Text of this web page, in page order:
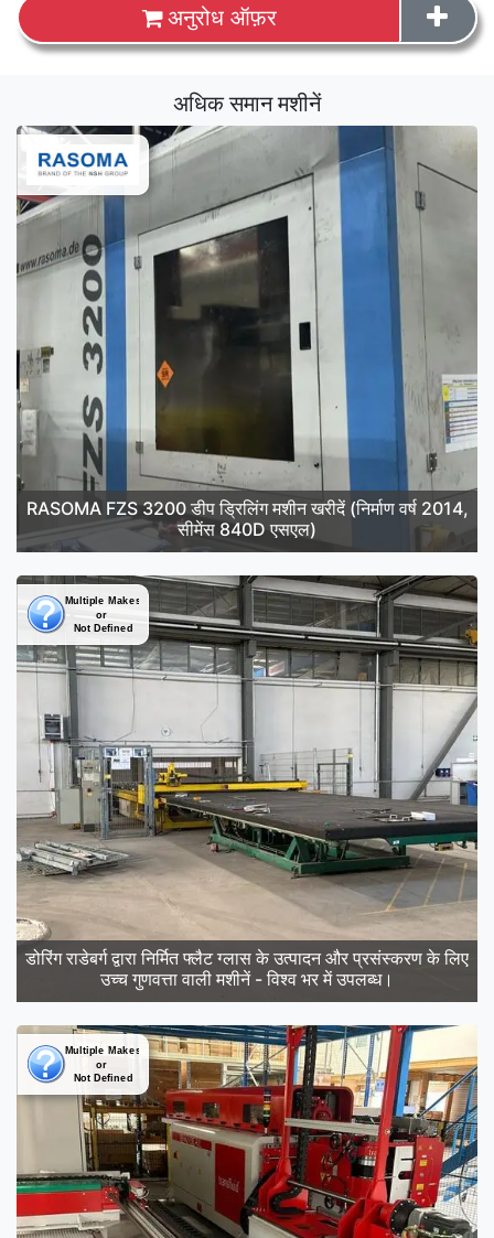
अनुरोध ऑफ़र
अधिक समान मशीनें
RASOMA FZS 3200 डीप ड्रिलिंग मशीन खरीदें (निर्माण वर्ष 2014,
सीमेंस 840D एसएल)
डोरिंग राडेबर्ग द्वारा निर्मित फ्लैट ग्लास के उत्पादन और प्रसंस्करण के लिए
उच्च गुणवत्ता वाली मशीनें - विश्व भर में उपलब्ध।